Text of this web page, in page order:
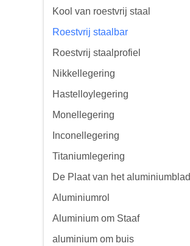
Kool van roestvrij staal
Roestvrij staalbar
Roestvrij staalprofiel
Nikkellegering
Hastelloylegering
Monellegering
Inconellegering
Titaniumlegering
De Plaat van het aluminiumblad
Aluminiumrol
Aluminium om Staaf
aluminium om buis